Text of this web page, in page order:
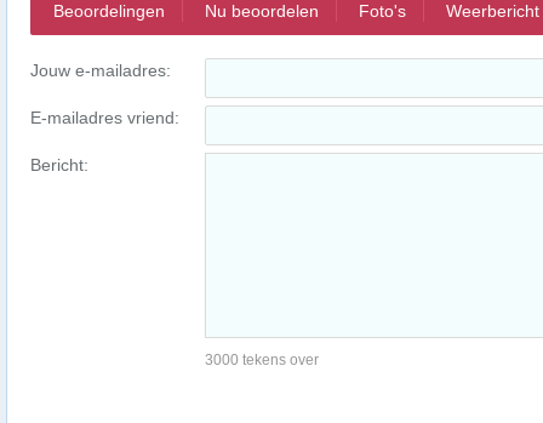
Beoordelingen Nu beoordelen Foto's Weerbericht
Jouw e-mailadres:
E-mailadres vriend:
Bericht:
3000 tekens over